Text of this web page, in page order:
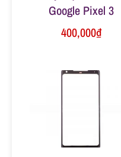
Google Pixel 3
400,000₫